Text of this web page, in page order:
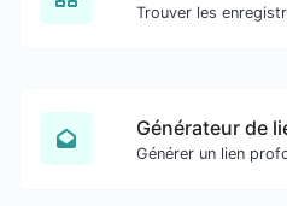
Générateur de